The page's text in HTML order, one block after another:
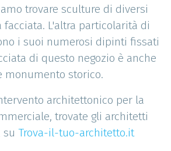
trovare sculture di diversi
L'altra particolarità di
i suoi numerosi dipinti fissati
di questo negozio è anche
monumento storico.
architettonico per la
trovate gli architetti
su Trova-il-tuo-architetto.it